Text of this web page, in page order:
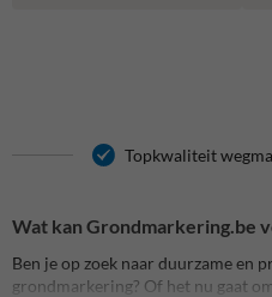
Topkwaliteit
Wat kan Grondmarkering.be
Ben je op zoek naar duurzame en
grondmarkering? Of het nu gaat